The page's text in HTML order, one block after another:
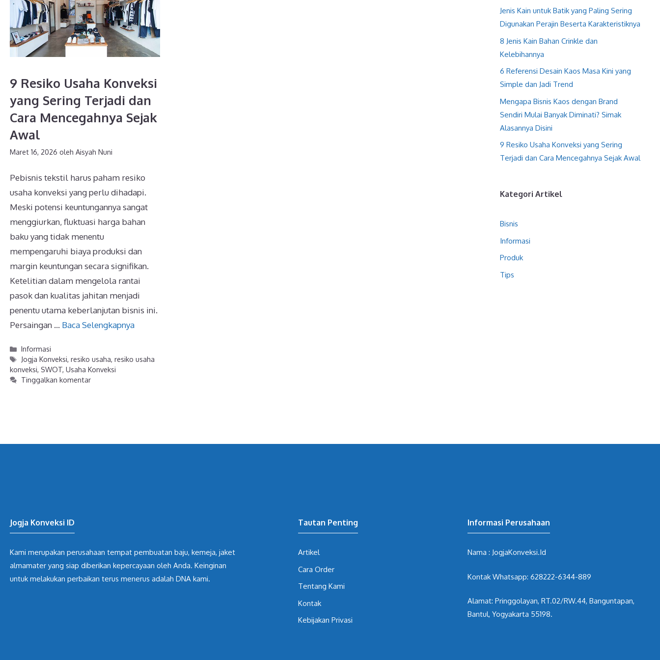
9 Resiko Usaha Konveksi
yang Sering Terjadi dan
Cara Mencegahnya Sejak
Awal
Maret 16, 2026 oleh Aisyah Nuni
Pebisnis tekstil harus paham resiko
usaha konveksi yang perlu dihadapi.
Meski potensi keuntungannya sangat
menggiurkan, fluktuasi harga bahan
baku yang tidak menentu
mempengaruhi biaya produksi dan
margin keuntungan secara signifikan.
Ketelitian dalam mengelola rantai
pasok dan kualitas jahitan menjadi
penentu utama keberlanjutan bisnis ini.
Persaingan … Baca Selengkapnya
Kategori
Informasi
Tag
Jogja Konveksi,resiko usaha,resiko usaha
konveksi, SWOT, Usaha Konveksi
Tinggalkan komentar
Jenis Kain untuk Batik yang Paling Sering
Digunakan Perajin Beserta Karakteristiknya
8 Jenis Kain Bahan Crinkle dan
Kelebihannya
6 Referensi Desain Kaos Masa Kini yang
Simple dan Jadi Trend
Mengapa Bisnis Kaos dengan Brand
Sendiri Mulai Banyak Diminati? Simak
Alasannya Disini
9 Resiko Usaha Konveksi yang Sering
Terjadi dan Cara Mencegahnya Sejak Awal
Kategori Artikel
Bisnis
Informasi
Produk
Tips
Jogja Konveksi ID
Kami merupakan perusahaan tempat pembuatan baju, kemeja, jaket
almamater yang siap diberikan kepercayaan oleh Anda. Keinginan
untuk melakukan perbaikan terus menerus adalah DNA kami.
Tautan Penting
Artikel
Cara Order
Tentang Kami
Kontak
Kebijakan Privasi
Informasi Perusahaan
Nama : JogjaKonveksi.Id
Kontak Whatsapp: 628222-6344-889
Alamat: Pringgolayan, RT.02/RW.44, Banguntapan,
Bantul, Yogyakarta 55198.